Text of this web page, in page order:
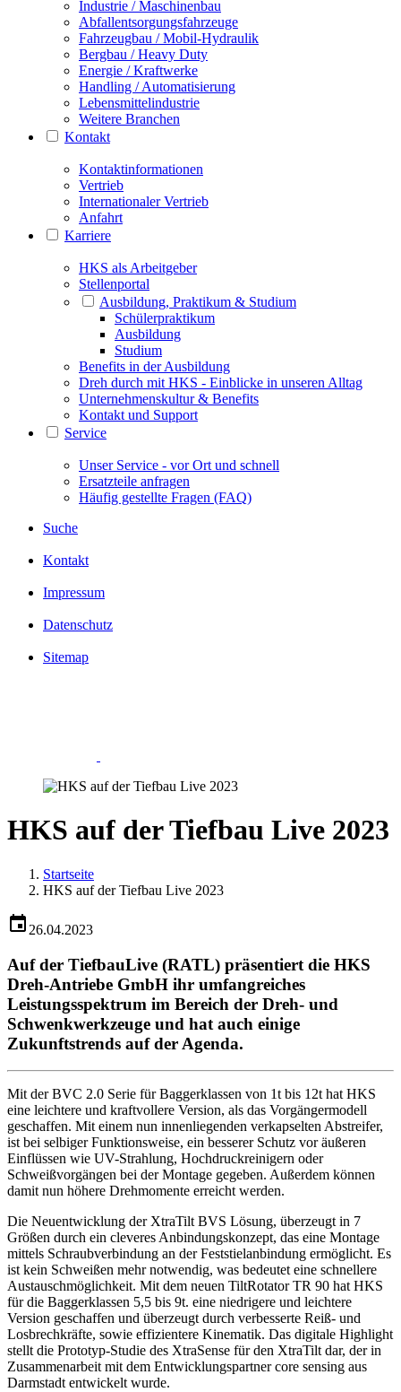
Industrie / Maschinenbau
Abfallentsorgungsfahrzeuge
Fahrzeugbau / Mobil-Hydraulik
Bergbau / Heavy Duty
Energie / Kraftwerke
Handling / Automatisierung
Lebensmittelindustrie
Weitere Branchen
Kontakt
Kontaktinformationen
Vertrieb
Internationaler Vertrieb
Anfahrt
Karriere
HKS als Arbeitgeber
Stellenportal
Ausbildung, Praktikum & Studium
Schülerpraktikum
Ausbildung
Studium
Benefits in der Ausbildung
Dreh durch mit HKS - Einblicke in unseren Alltag
Unternehmenskultur & Benefits
Kontakt und Support
Service
Unser Service - vor Ort und schnell
Ersatzteile anfragen
Häufig gestellte Fragen (FAQ)
Suche
Kontakt
Impressum
Datenschutz
Sitemap
HKS auf der Tiefbau Live 2023
Startseite
HKS auf der Tiefbau Live 2023
26.04.2023
Auf der TiefbauLive (RATL) präsentiert die HKS
Dreh-Antriebe GmbH ihr umfangreiches
Leistungsspektrum im Bereich der Dreh- und
Schwenkwerkzeuge und hat auch einige
Zukunftstrends auf der Agenda.
Mit der BVC 2.0 Serie für Baggerklassen von 1t bis 12t hat HKS
eine leichtere und kraftvollere Version, als das Vorgängermodell
geschaffen. Mit einem nun innenliegenden verkapselten Abstreifer,
ist bei selbiger Funktionsweise, ein besserer Schutz vor äußeren
Einflüssen wie UV-Strahlung, Hochdruckreinigern oder
Schweißvorgängen bei der Montage gegeben. Außerdem können
damit nun höhere Drehmomente erreicht werden.
Die Neuentwicklung der XtraTilt BVS Lösung, überzeugt in 7
Größen durch ein cleveres Anbindungskonzept, das eine Montage
mittels Schraubverbindung an der Feststielanbindung ermöglicht. Es
ist kein Schweißen mehr notwendig, was bedeutet eine schnellere
Austauschmöglichkeit. Mit dem neuen TiltRotator TR 90 hat HKS
für die Baggerklassen 5,5 bis 9t. eine niedrigere und leichtere
Version geschaffen und überzeugt durch verbesserte Reiß- und
Losbrechkräfte, sowie effizientere Kinematik. Das digitale Highlight
stellt die Prototyp-Studie des XtraSense für den XtraTilt dar, der in
Zusammenarbeit mit dem Entwicklungspartner core sensing aus
Darmstadt entwickelt wurde.